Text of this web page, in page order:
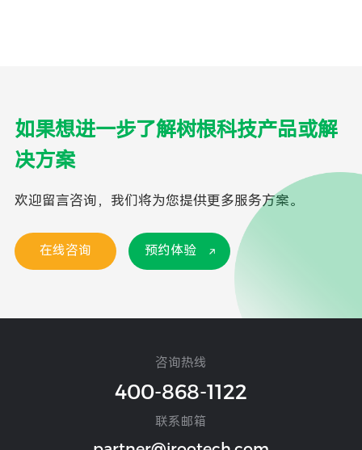
如果想进一步了解树根科技产品或解
决方案
欢迎留言咨询，我们将为您提供更多服务方案。
在线咨询 预约体验
咨询热线
400-868-1122
联系邮箱